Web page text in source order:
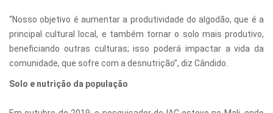
“Nosso objetivo é aumentar a produtividade do algodão, que é a
principal cultural local, e também tornar o solo mais produtivo,
beneficiando outras culturas; isso poderá impactar a vida da
comunidade, que sofre com a desnutrição”, diz Cândido.
Solo e nutrição da população